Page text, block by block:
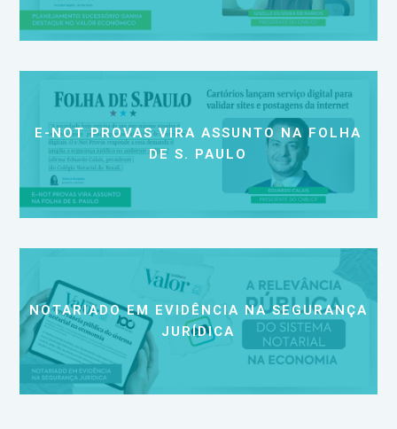
E-NOT PROVAS VIRA ASSUNTO NA FOLHA
DE S. PAULO
NOTARIADO EM EVIDÊNCIA NA SEGURANÇA
JURÍDICA